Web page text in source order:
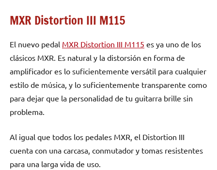
MXR Distortion III M115
El nuevo pedal MXR Distortion III M115 es ya uno de los
clásicos MXR. Es natural y la distorsión en forma de
amplificador es lo suficientemente versátil para cualquier
estilo de música, y lo suficientemente transparente como
para dejar que la personalidad de tu guitarra brille sin
problema.
Al igual que todos los pedales MXR, el Distortion III
cuenta con una carcasa, conmutador y tomas resistentes
para una larga vida de uso.